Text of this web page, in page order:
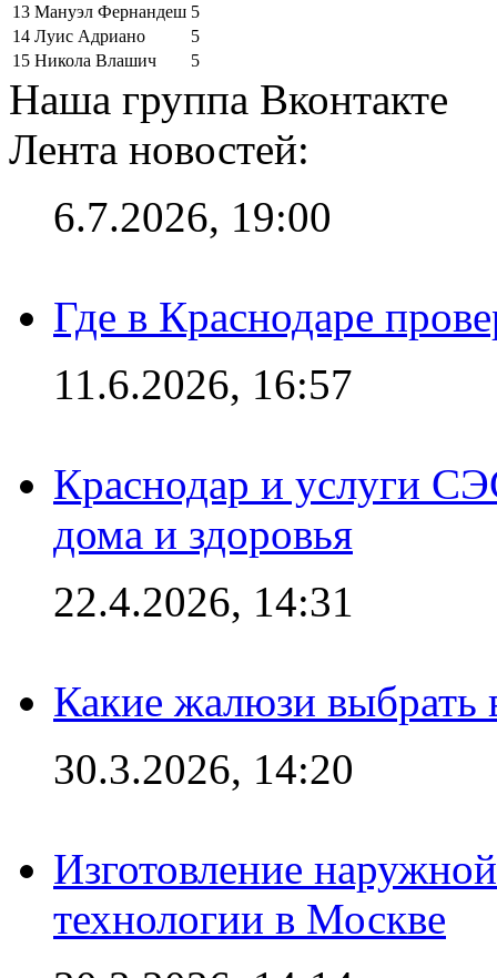
13 Мануэл Фернандеш 5
14 Луис Адриано
5
15 Никола Влашич 5
Наша группа Вконтакте
Лента новостей:
6.7.2026, 19:00
Где в Краснодаре
11.6.2026, 16:57
Краснодар и услуги
дома и здоровья
22.4.2026, 14:31
Какие жалюзи выбрать
30.3.2026, 14:20
Изготовление
технологии в Москве